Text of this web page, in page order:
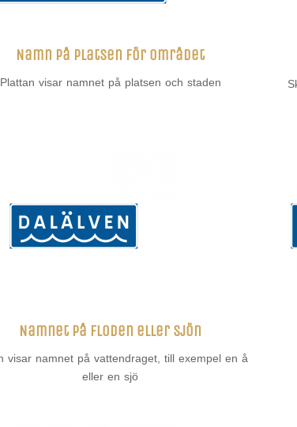
Namn på platsen för området
Plattan visar namnet på platsen och staden
Namnet på floden eller sjön
visar namnet på vattendraget, till exempel en å
eller en sjö